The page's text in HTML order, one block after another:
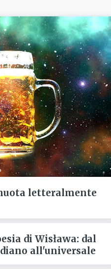
letteralmente
di Wisława: dal
all'universale